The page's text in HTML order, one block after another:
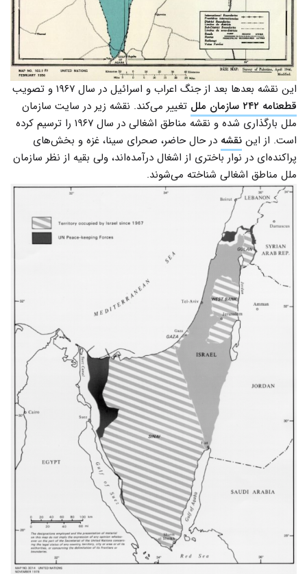
این نقشه بعدها بعد از جنگ اعراب و اسرائیل در سال ۱۹۶۷ و تصویب
قطعنامه ۲۴۲ سازمان ملل
تغییر می‌کند. نقشه زیر در سایت سازمان
ملل بارگذاری شده و نقشه مناطق اشغالی در سال ۱۹۶۷ را ترسیم کرده
است. از این نقشه در حال حاضر، صحرای سینا، غزه و بخش‌های
پراکنده‌ای در نوار باختری از اشغال درآمده‌اند، ولی بقیه از نظر سازمان
ملل مناطق اشغالی شناخته می‌شوند.